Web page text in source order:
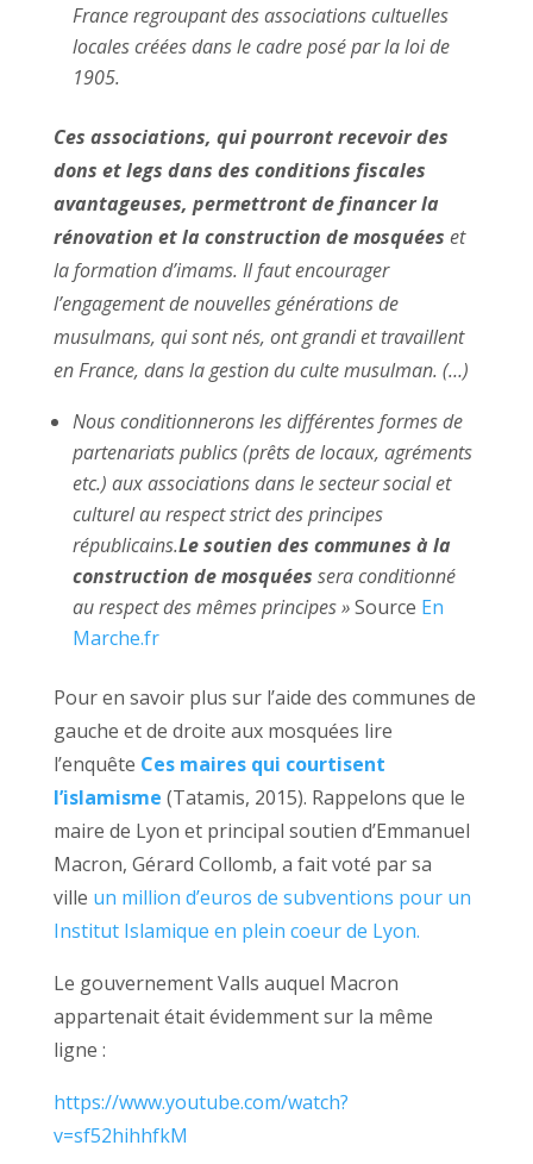
France regroupant des associations cultuelles
locales créées dans le cadre posé par la loi de
1905.
Ces associations, qui pourront recevoir des
dons et legs dans des conditions fiscales
avantageuses, permettront de financer la
rénovation et la construction de mosquées et
la formation d’imams. Il faut encourager
l’engagement de nouvelles générations de
musulmans, qui sont nés, ont grandi et travaillent
en France, dans la gestion du culte musulman. (…)
Nous conditionnerons les différentes formes de
partenariats publics (prêts de locaux, agréments
etc.) aux associations dans le secteur social et
culturel au respect strict des principes
républicains.Le soutien des communes à la
construction de mosquées sera conditionné
au respect des mêmes principes »Source En
Marche.fr
Pour en savoir plus sur l’aide des communes de
gauche et de droite aux mosquées lire
l’enquête Ces maires qui courtisent
l’islamisme (Tatamis, 2015). Rappelons que le
maire de Lyon et principal soutien d’Emmanuel
Macron, Gérard Collomb, a fait voté par sa
ville un million d’euros de subventions pour un
Institut Islamique en plein coeur de Lyon.
Le gouvernement Valls auquel Macron
appartenait était évidemment sur la même
ligne :
https://www.youtube.com/watch?
v=sf52hihhfkM